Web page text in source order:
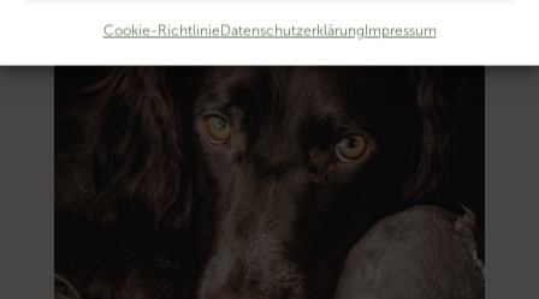
Cookie-RichtlinieDatenschutzerklärungImpressum